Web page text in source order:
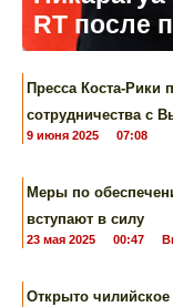
RT после
Пресса Коста-Рики
сотрудничества с
9 июня 2025 07:08
Меры по
вступают в силу
23 мая 2025 00:47
Открыто